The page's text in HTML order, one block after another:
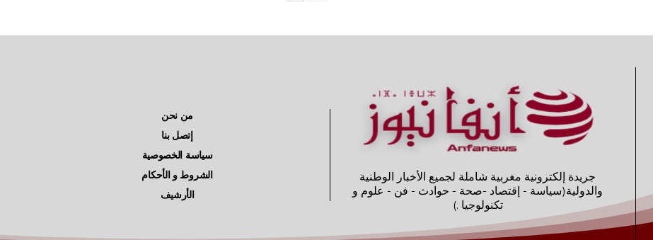
جريدة إلكترونية مغربية شاملة لجميع الأخبار الوطنية
والدولية(سياسة - إقتصاد -صحة - حوادث - فن - علوم و
تكنولوجيا .)
من نحن
إتصل بنا
سياسة الخصوصية
الشروط و الأحكام
الأرشيف